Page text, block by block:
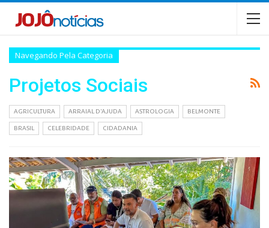
Navegando Pela Categoria
Projetos Sociais
AGRICULTURA ARRAIAL D'AJUDA ASTROLOGIA BELMONTE
BRASIL CELEBRIDADE CIDADANIA